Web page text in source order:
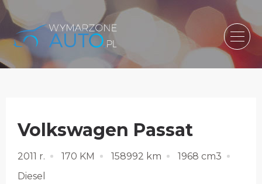
Volkswagen Passat
2011 r. 170 KM 158992 km
1968 cm3
Diesel